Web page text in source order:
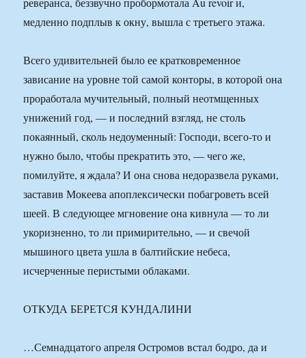
медленно подплыв к окну, вышла с третьего этажа.
Всего удивительней было ее кратковременное
зависание на уровне той самой конторы, в которой она
проработала мучительный, полный неотмщенных
унижений год, — и последний взгляд, не столь
покаянный, сколь недоуменный: Господи, всего-то и
нужно было, чтобы прекратить это, — чего же,
помилуйте, я ждала? И она снова недоразвела руками,
заставив Мокеева апоплексически побагроветь всей
шеей. В следующее мгновение она кивнула — то ли
укоризненно, то ли примирительно, — и свечой
мышиного цвета ушла в балтийские небеса,
исчерченные перистыми облаками.
ОТКУДА БЕРЕТСЯ КУНДАЛИНИ
…Семнадцатого апреля Остромов встал бодро, да и